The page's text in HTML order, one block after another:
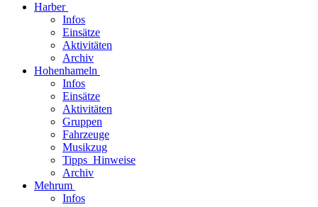
Harber
Infos
Einsätze
Aktivitäten
Archiv
Hohenhameln
Infos
Einsätze
Aktivitäten
Gruppen
Fahrzeuge
Musikzug
Tipps_Hinweise
Archiv
Mehrum
Infos